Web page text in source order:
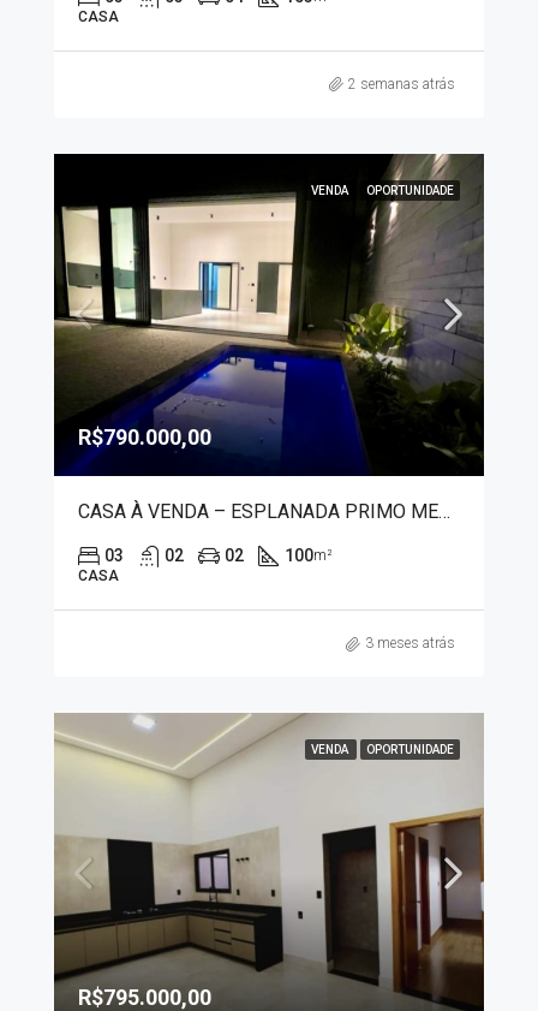
CASA
2 semanas atrás
VENDA OPORTUNIDADE
R$790.000,00
CASA À VENDA – ESPLANADA PRIMO MENEGHETTI II 1292
03 02 02 100m²
CASA
3 meses atrás
VENDA OPORTUNIDADE
R$795.000,00